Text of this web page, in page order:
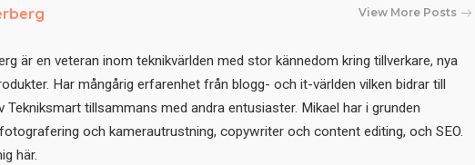
View More Posts
är en veteran inom teknikvärlden med stor kännedom kring tillverkare, nya
Har mångårig erfarenhet från blogg- och it-världen vilken bidrar till
Tekniksmart tillsammans med andra entusiaster. Mikael har i grunden
och kamerautrustning, copywriter och content editing, och SEO.
här.